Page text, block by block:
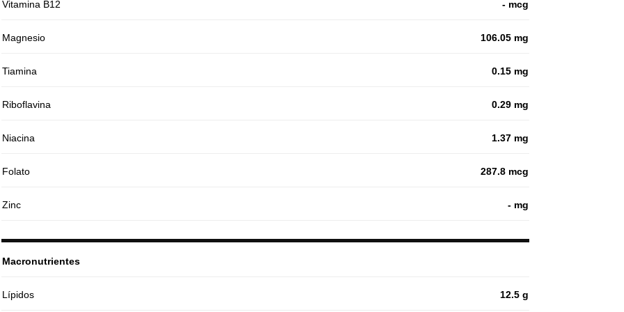
Vitamina B12 - mcg
Magnesio 106.05 mg
Tiamina 0.15 mg
Riboflavina 0.29 mg
Niacina 1.37 mg
Folato 287.8 mcg
Zinc - mg
Macronutrientes
Lípidos 12.5 g